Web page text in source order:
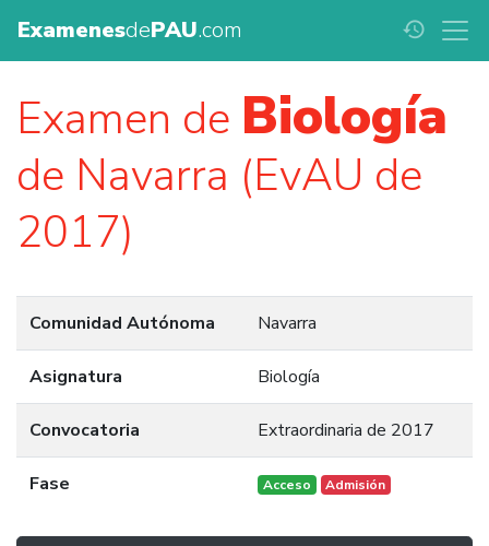
ExamenesdePAU.com history
Examen de Biología
de Navarra (EvAU de
2017)
Comunidad Autónoma Navarra
Asignatura Biología
Convocatoria Extraordinaria de 2017
Fase Acceso Admisión